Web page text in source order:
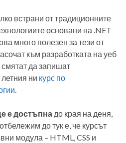
встрани от традиционните
основани на .NET
много полезен за тези от
към разработката на уеб
смятат да запишат
ни курс по
.
е достъпна до края на деня,
до тук е, че курсът
модула – HTML, CSS и